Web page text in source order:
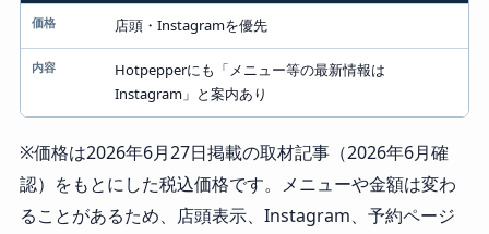
店頭・Instagramを優先
Hotpepperにも「メニュー等の最新情報は
Instagram」と案内あり
※価格は2026年6月27日掲載の取材記事（2026年6月確
認）をもとにした税込価格です。メニューや金額は変わ
ることがあるため、店頭表示、Instagram、予約ページ